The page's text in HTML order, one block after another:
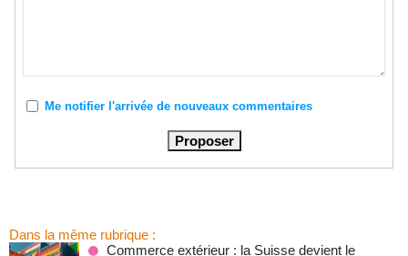
Me notifier l'arrivée de nouveaux commentaires
Dans la même rubrique :
Commerce extérieur : la Suisse devient le